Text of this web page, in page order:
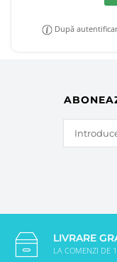
După
LIVRARE
LA COMENZI DE